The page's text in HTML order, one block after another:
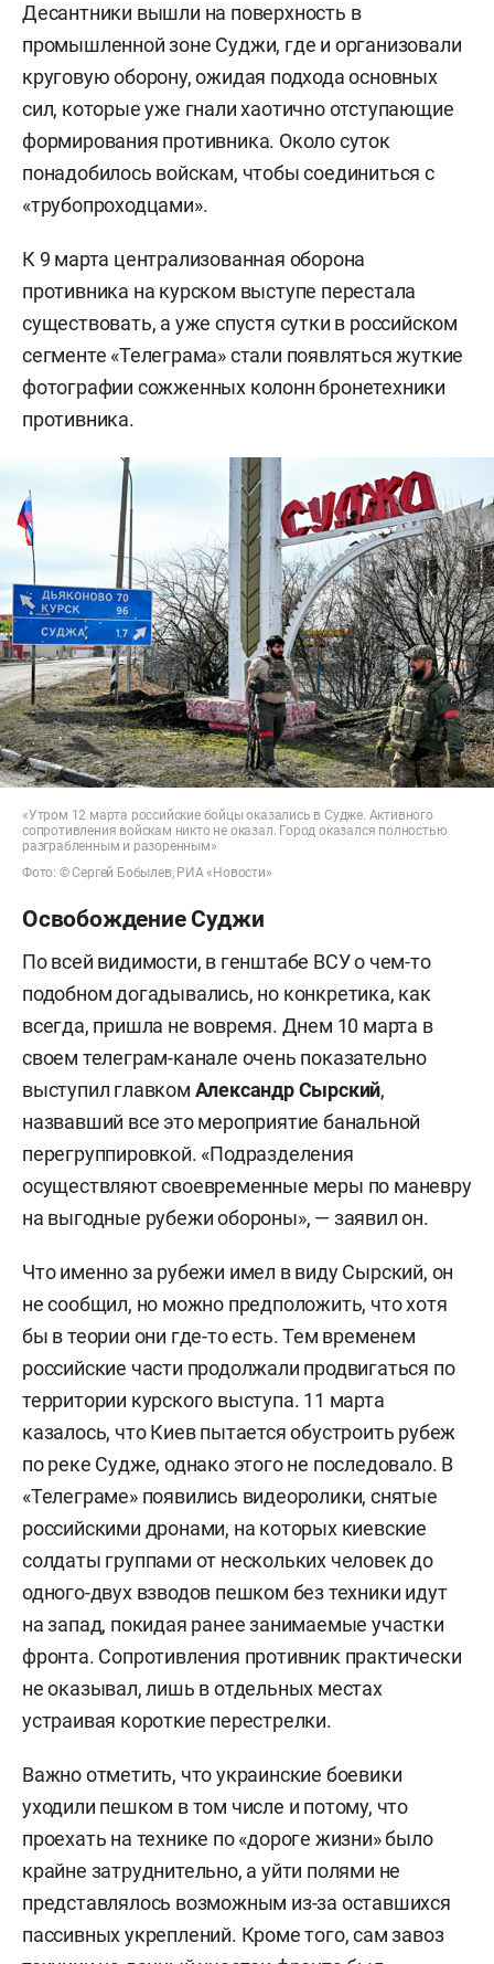
Десантники вышли на поверхность в
промышленной зоне Суджи, где и организовали
круговую оборону, ожидая подхода основных
сил, которые уже гнали хаотично отступающие
формирования противника. Около суток
понадобилось войскам, чтобы соединиться с
«трубопроходцами».
К 9 марта централизованная оборона
противника на курском выступе перестала
существовать, а уже спустя сутки в российском
сегменте «Телеграма» стали появляться жуткие
фотографии сожженных колонн бронетехники
противника.
«Утром 12 марта российские бойцы оказались в Судже. Активного
сопротивления войскам никто не оказал. Город оказался полностью
разграбленным и разоренным»
Фото: © Сергей Бобылев, РИА «Новости»
Освобождение Суджи
По всей видимости, в генштабе ВСУ о чем-то
подобном догадывались, но конкретика, как
всегда, пришла не вовремя. Днем 10 марта в
своем телеграм-канале очень показательно
выступил главком Александр Сырский,
назвавший все это мероприятие банальной
перегруппировкой. «Подразделения
осуществляют своевременные меры по маневру
на выгодные рубежи обороны», — заявил он.
Что именно за рубежи имел в виду Сырский, он
не сообщил, но можно предположить, что хотя
бы в теории они где-то есть. Тем временем
российские части продолжали продвигаться по
территории курского выступа. 11 марта
казалось, что Киев пытается обустроить рубеж
по реке Судже, однако этого не последовало. В
«Телеграме» появились видеоролики, снятые
российскими дронами, на которых киевские
солдаты группами от нескольких человек до
одного-двух взводов пешком без техники идут
на запад, покидая ранее занимаемые участки
фронта. Сопротивления противник практически
не оказывал, лишь в отдельных местах
устраивая короткие перестрелки.
Важно отметить, что украинские боевики
уходили пешком в том числе и потому, что
проехать на технике по «дороге жизни» было
крайне затруднительно, а уйти полями не
представлялось возможным из-за оставшихся
пассивных укреплений. Кроме того, сам завоз